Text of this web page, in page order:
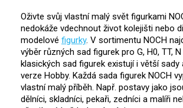
Oživte svůj vlastní malý svět figurkami
nedokáže vdechnout život kolejišti nebo
modelové figurky. V sortimentu NOCH
výběr různých sad figurek pro G, H0, TT,
klasických sad figurek existují i ​​větší sady
verze Hobby. Každá sada figurek NOCH
vlastní malý příběh. Např. postavy jako
dělníci, skladníci, pekaři, zedníci a malíři